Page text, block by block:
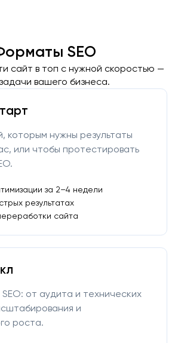
SEO
сайт в топ с нужной скоростью —
вашего бизнеса.
которым нужны результаты
или чтобы протестировать
за 2–4 недели
результатах
сайта
от аудита и технических
и
роста.